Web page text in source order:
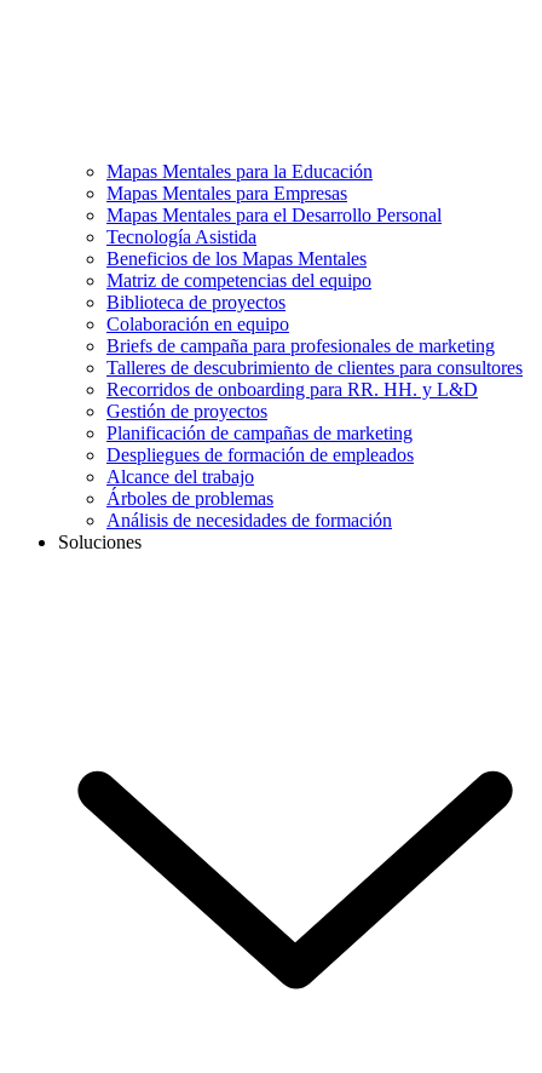
Mapas Mentales para la Educación
Mapas Mentales para Empresas
Mapas Mentales para el Desarrollo Personal
Tecnología Asistida
Beneficios de los Mapas Mentales
Matriz de competencias del equipo
Biblioteca de proyectos
Colaboración en equipo
Briefs de campaña para profesionales de marketing
Talleres de descubrimiento de clientes para consultores
Recorridos de onboarding para RR. HH. y L&D
Gestión de proyectos
Planificación de campañas de marketing
Despliegues de formación de empleados
Alcance del trabajo
Árboles de problemas
Análisis de necesidades de formación
Soluciones